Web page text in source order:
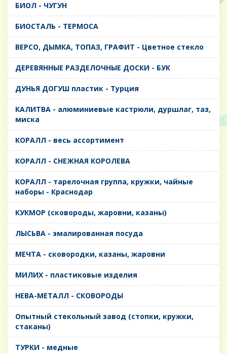
БИОЛ - ЧУГУН
БИОСТАЛЬ - ТЕРМОСА
ВЕРСО, ДЫМКА, ТОПАЗ, ГРАФИТ - Цветное стекло
ДЕРЕВЯННЫЕ РАЗДЕЛОЧНЫЕ ДОСКИ - БУК
ДУНЬЯ ДОГУШ пластик - Турция
КАЛИТВА - алюминиевые кастрюли, дуршлаг, таз,
миска
КОРАЛЛ - весь ассортимент
КОРАЛЛ - СНЕЖНАЯ КОРОЛЕВА
КОРАЛЛ - тарелочная группа, кружки, чайные
наборы - Краснодар
КУКМОР (сковороды, жаровни, казаны)
ЛЫСЬВА - эмалированная посуда
МЕЧТА - сковородки, казаны, жаровни
МИЛИХ - пластиковые изделия
НЕВА-МЕТАЛЛ - СКОВОРОДЫ
Опытный стекольный завод (стопки, кружки,
стаканы)
ТУРКИ - медные